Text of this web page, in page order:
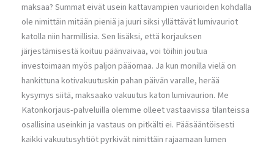
maksaa? Summat eivät usein kattavampien vaurioiden kohdalla
ole nimittäin mitään pieniä ja juuri siksi yllättävät lumivauriot
katolla niin harmillisia. Sen lisäksi, että korjauksen
järjestämisestä koituu päänvaivaa, voi töihin joutua
investoimaan myös paljon pääomaa. Ja kun monilla vielä on
hankittuna kotivakuutuskin pahan päivän varalle, herää
kysymys siitä, maksaako vakuutus katon lumivaurion. Me
Katonkorjaus-palveluilla olemme olleet vastaavissa tilanteissa
osallisina useinkin ja vastaus on pitkälti ei. Pääsääntöisesti
kaikki vakuutusyhtiöt pyrkivät nimittäin rajaamaan lumen